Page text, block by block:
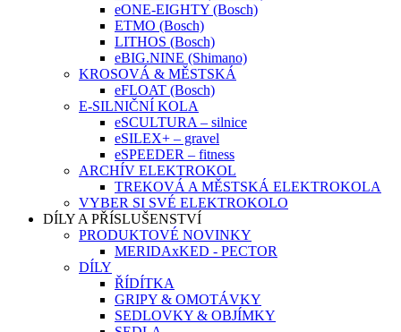
eONE-EIGHTY (Bosch)
ETMO (Bosch)
LITHOS (Bosch)
eBIG.NINE (Shimano)
KROSOVÁ & MĚSTSKÁ
eFLOAT (Bosch)
E-SILNIČNÍ KOLA
eSCULTURA – silnice
eSILEX+ – gravel
eSPEEDER – fitness
ARCHÍV ELEKTROKOL
TREKOVÁ A MĚSTSKÁ ELEKTROKOLA
VYBER SI SVÉ ELEKTROKOLO
DÍLY A PŘÍSLUŠENSTVÍ
PRODUKTOVÉ NOVINKY
MERIDAxKED - PECTOR
DÍLY
ŘÍDÍTKA
GRIPY & OMOTÁVKY
SEDLOVKY & OBJÍMKY